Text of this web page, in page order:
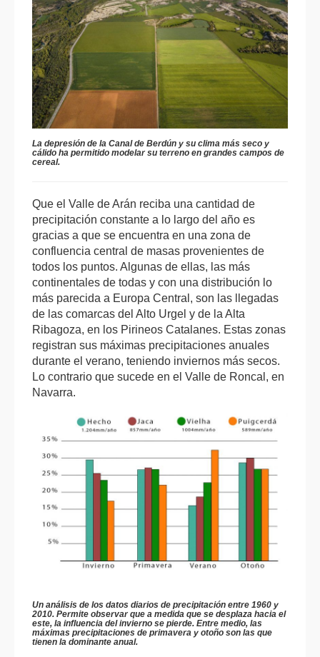
La depresión de la Canal de Berdún y su clima más seco y
cálido ha permitido modelar su terreno en grandes campos de
cereal.
Que el Valle de Arán reciba una cantidad de
precipitación constante a lo largo del año es
gracias a que se encuentra en una zona de
confluencia central de masas provenientes de
todos los puntos. Algunas de ellas, las más
continentales de todas y con una distribución lo
más parecida a Europa Central, son las llegadas
de las comarcas del Alto Urgel y de la Alta
Ribagoza, en los Pirineos Catalanes. Estas zonas
registran sus máximas precipitaciones anuales
durante el verano, teniendo inviernos más secos.
Lo contrario que sucede en el Valle de Roncal, en
Navarra.
Un análisis de los datos diarios de precipitación entre 1960 y
2010. Permite observar que a medida que se desplaza hacia el
este, la influencia del invierno se pierde. Entre medio, las
máximas precipitaciones de primavera y otoño son las que
tienen la dominante anual.